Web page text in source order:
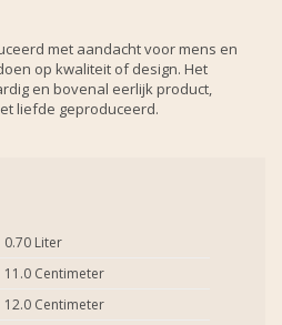
met aandacht voor mens en
op kwaliteit of design. Het
en bovenal eerlijk product,
liefde geproduceerd.
0.70 Liter
11.0 Centimeter
12.0 Centimeter